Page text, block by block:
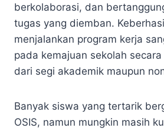
berkolaborasi, dan
tugas yang diemban.
menjalankan program kerja
pada kemajuan sekolah
dari segi akademik maupun
Banyak siswa yang tertarik
OSIS, namun mungkin masih